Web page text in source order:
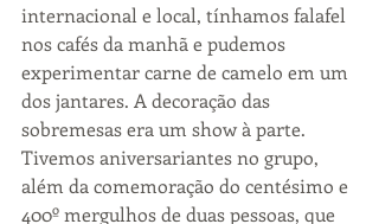
internacional e local, tínhamos falafel
nos cafés da manhã e pudemos
experimentar carne de camelo em um
dos jantares. A decoração das
sobremesas era um show à parte.
Tivemos aniversariantes no grupo,
além da comemoração do centésimo e
400º mergulhos de duas pessoas, que